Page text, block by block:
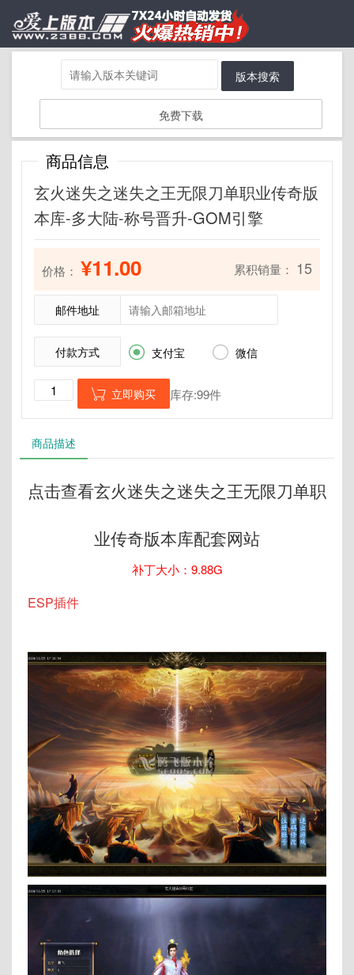
版本搜索
免费下载
商品信息
玄火迷失之迷失之王无限刀单职业传奇版
本库-多大陆-称号晋升-GOM引擎
价格： ¥11.00 累积销量： 15
邮件地址
付款方式  支付宝  微信
 立即购买 库存:99件
商品描述
点击查看玄火迷失之迷失之王无限刀单职
业传奇版本库配套网站
补丁大小：9.88G
ESP插件